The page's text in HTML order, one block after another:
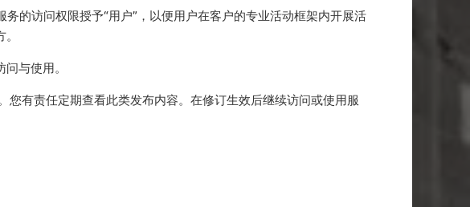
的访问权限授予“用户”，以便用户在客户的专业活动框架内开展活
与使用。
有责任定期查看此类发布内容。在修订生效后继续访问或使用服